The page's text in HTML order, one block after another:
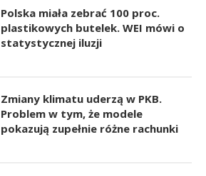
Polska miała zebrać 100 proc.
plastikowych butelek. WEI mówi o
statystycznej iluzji
Zmiany klimatu uderzą w PKB.
Problem w tym, że modele
pokazują zupełnie różne rachunki